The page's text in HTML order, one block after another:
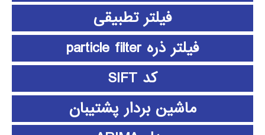
فیلتر تطبیقی
فیلتر ذره particle filter
کد SIFT
ماشین بردار پشتیبان